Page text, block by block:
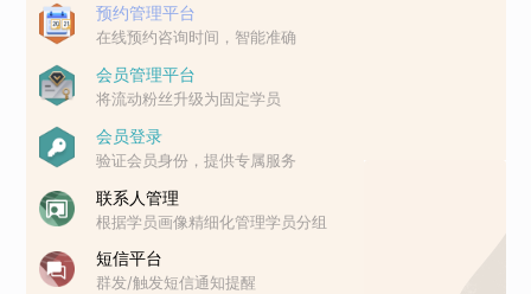
预约管理平台
在线预约咨询时间，智能准确
会员管理平台
将流动粉丝升级为固定学员
会员登录
验证会员身份，提供专属服务
联系人管理
根据学员画像精细化管理学员分组
短信平台
群发/触发短信通知提醒